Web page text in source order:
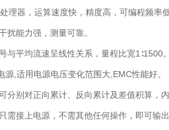
理器，运算速度快，精度高，可编程频率
扰能力强，测量可靠。
与平均流速呈线性关系，量程比宽1∶1500。
源,适用电源电压变化范围大,EMC性能好。
分别对正向累计、反向累计及差值积算，
需接上电源，不需其他任何操作，即可输